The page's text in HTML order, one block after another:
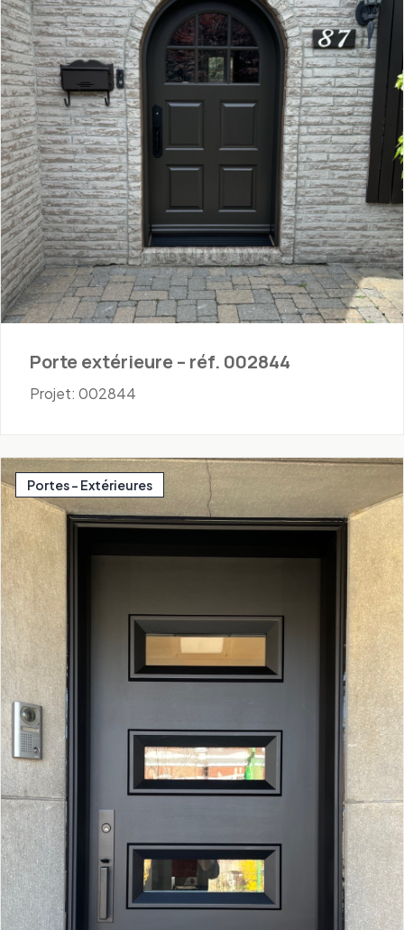
Porte extérieure – réf. 002844
Projet: 002844
Portes - Extérieures